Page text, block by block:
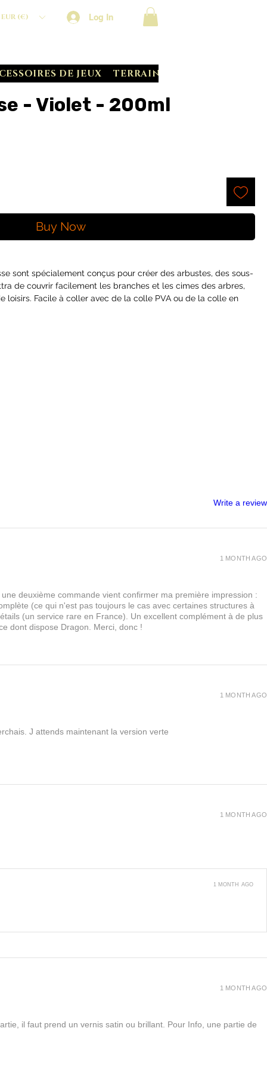
EUR (€) Log In
DE JEUX TERRAIN CRATE
- Violet - 200ml
Buy Now
sont spécialement conçus pour créer des arbustes, des sous-
de couvrir facilement les branches et les cimes des arbres,
loisirs. Facile à coller avec de la colle PVA ou de la colle en
Write a review
deuxième commande vient confirmer ma première impression :
(ce qui n'est pas toujours le cas avec certaines structures à
(un service rare en France). Un excellent complément à de plus
dont dispose Dragon. Merci, donc !
1 MONTH AGO
J attends maintenant la version verte
1 MONTH AGO
1 MONTH AGO
1 MONTH AGO
il faut prend un vernis satin ou brillant. Pour Info, une partie de
1 MONTH AGO